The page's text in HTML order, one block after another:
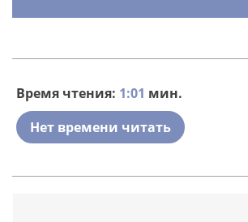
Время чтения: 1:01 мин.
Нет времени читать